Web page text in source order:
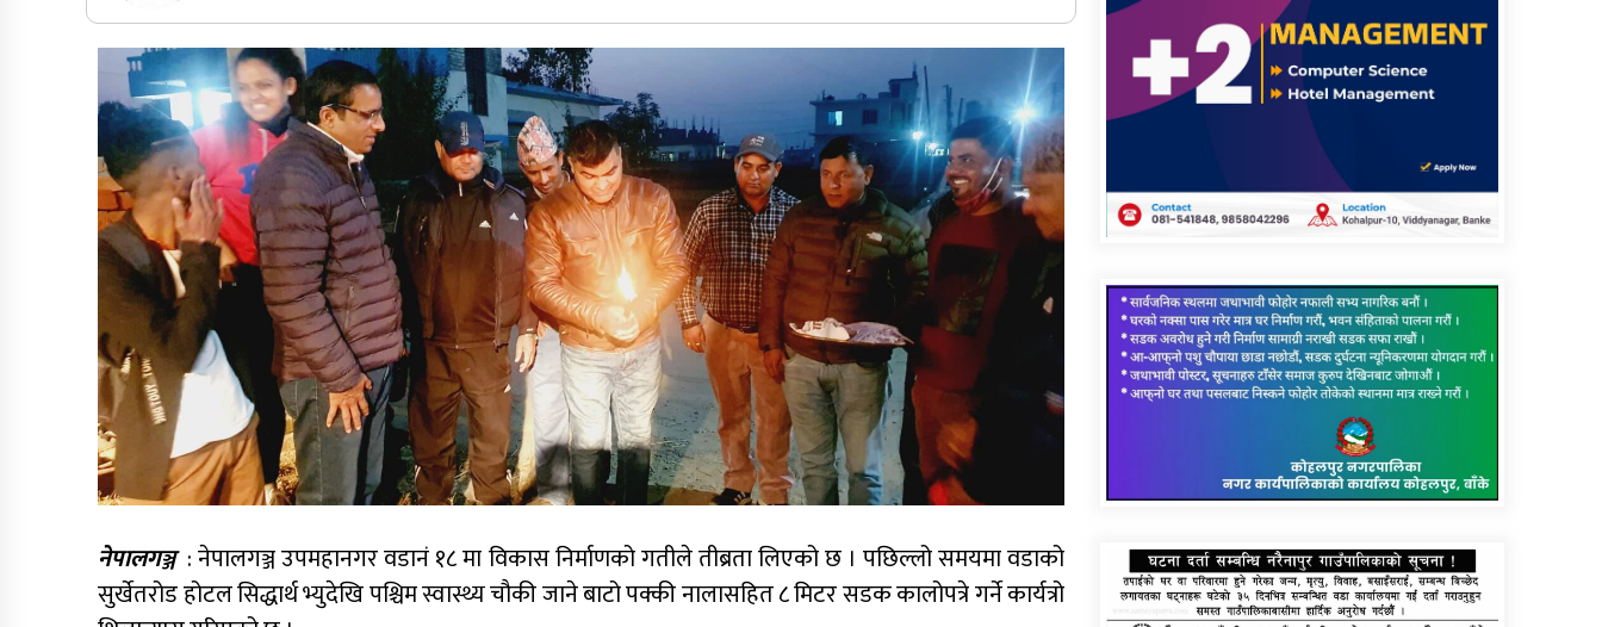
नेपालगञ्ज: नेपालगञ्ज उपमहानगर वडानं १८ मा विकास निर्माणको गतीले तीब्रता लिएको छ । पछिल्लो समयमा वडाको
सुर्खेतरोड होटल सिद्धार्थ भ्युदेखि पश्चिम स्वास्थ्य चौकी जाने बाटो पक्की नालासहित ८ मिटर सडक कालोपत्रे गर्ने कार्यत्रो